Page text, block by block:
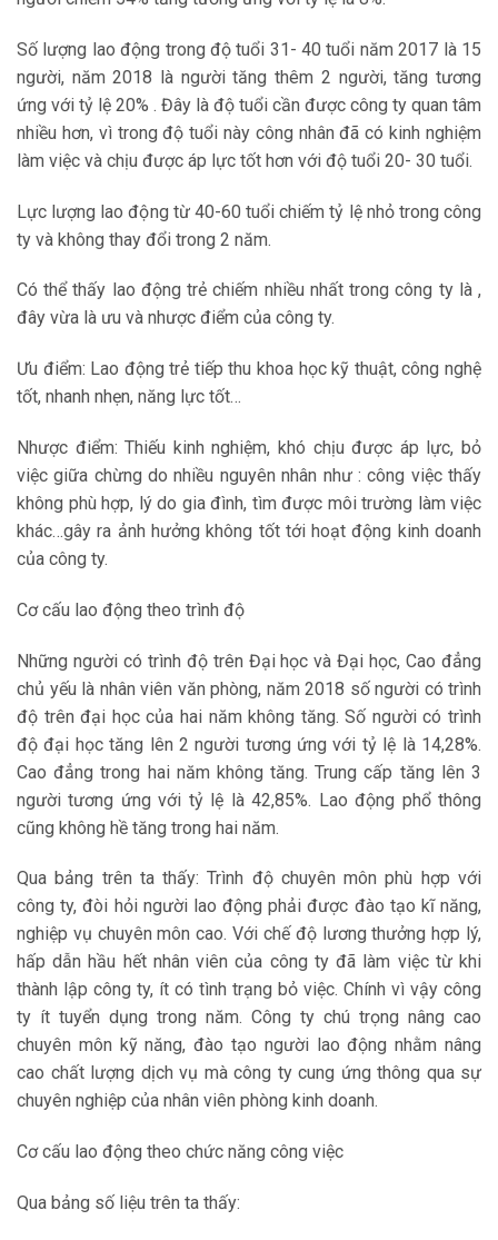
Số lượng lao động trong độ tuổi 31- 40 tuổi năm 2017 là 15
người, năm 2018 là người tăng thêm 2 người, tăng tương
ứng với tỷ lệ 20% . Đây là độ tuổi cần được công ty quan tâm
nhiều hơn, vì trong độ tuổi này công nhân đã có kinh nghiệm
làm việc và chịu được áp lực tốt hơn với độ tuổi 20- 30 tuổi.
Lực lượng lao động từ 40-60 tuổi chiếm tỷ lệ nhỏ trong công
ty và không thay đổi trong 2 năm.
Có thể thấy lao động trẻ chiếm nhiều nhất trong công ty là ,
đây vừa là ưu và nhược điểm của công ty.
Ưu điểm: Lao động trẻ tiếp thu khoa học kỹ thuật, công nghệ
tốt, nhanh nhẹn, năng lực tốt…
Nhược điểm: Thiếu kinh nghiệm, khó chịu được áp lực, bỏ
việc giữa chừng do nhiều nguyên nhân như : công việc thấy
không phù hợp, lý do gia đình, tìm được môi trường làm việc
khác…gây ra ảnh hưởng không tốt tới hoạt động kinh doanh
của công ty.
Cơ cấu lao động theo trình độ
Những người có trình độ trên Đại học và Đại học, Cao đẳng
chủ yếu là nhân viên văn phòng, năm 2018 số người có trình
độ trên đại học của hai năm không tăng. Số người có trình
độ đại học tăng lên 2 người tương ứng với tỷ lệ là 14,28%.
Cao đẳng trong hai năm không tăng. Trung cấp tăng lên 3
người tương ứng với tỷ lệ là 42,85%. Lao động phổ thông
cũng không hề tăng trong hai năm.
Qua bảng trên ta thấy: Trình độ chuyên môn phù hợp với
công ty, đòi hỏi người lao động phải được đào tạo kĩ năng,
nghiệp vụ chuyên môn cao. Với chế độ lương thưởng hợp lý,
hấp dẫn hầu hết nhân viên của công ty đã làm việc từ khi
thành lập công ty, ít có tình trạng bỏ việc. Chính vì vậy công
ty ít tuyển dụng trong năm. Công ty chú trọng nâng cao
chuyên môn kỹ năng, đào tạo người lao động nhằm nâng
cao chất lượng dịch vụ mà công ty cung ứng thông qua sự
chuyên nghiệp của nhân viên phòng kinh doanh.
Cơ cấu lao động theo chức năng công việc
Qua bảng số liệu trên ta thấy: